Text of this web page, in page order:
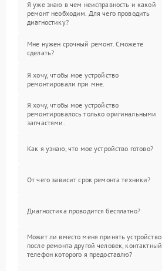
Я уже знаю в чем неисправность и какой
ремонт необходим. Для чего проводить
диагностику?
Мне нужен срочный ремонт. Сможете
сделать?
Я хочу, чтобы мое устройство
ремонтировали при мне.
Я хочу, чтобы мое устройство
ремонтировалось только оригинальными
запчастями.
Как я узнаю, что мое устройство готово?
От чего зависит срок ремонта техники?
Диагностика проводится бесплатно?
Может ли вместо меня принять устройство
после ремонта другой человек, контактный
телефон которого я предоставлю?